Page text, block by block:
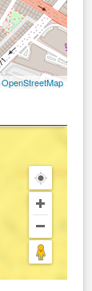
OpenStreetMap